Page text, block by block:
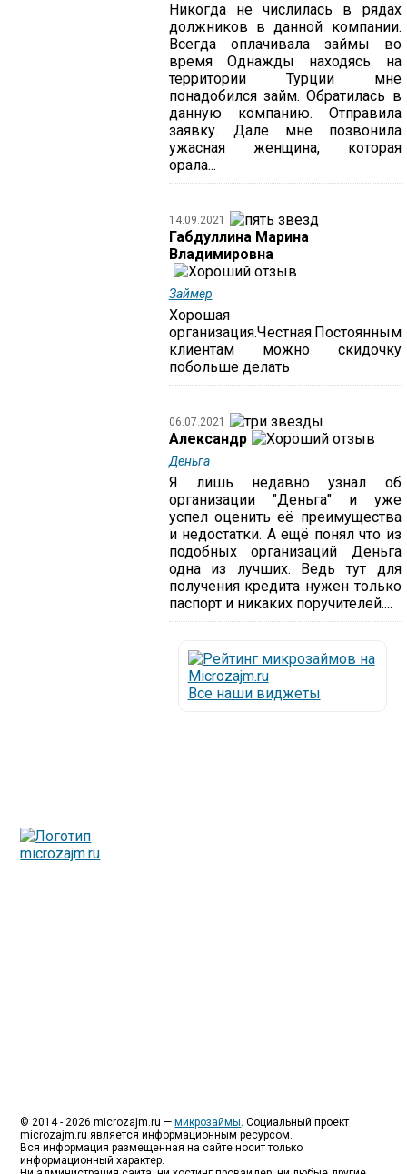
Никогда не числилась в рядах
должников в данной компании.
Всегда оплачивала займы во
время Однажды находясь на
территории Турции мне
понадобился займ. Обратилась в
данную компанию. Отправила
заявку. Дале мне позвонила
ужасная женщина, которая
орала...
14.09.2021
Габдуллина Марина
Владимировна
Займер
Хорошая
организация.Честная.Постоянным
клиентам можно скидочку
побольше делать
06.07.2021
Александр
Деньга
Я лишь недавно узнал об
организации "Деньга" и уже
успел оценить её преимущества
и недостатки. А ещё понял что из
подобных организаций Деньга
одна из лучших. Ведь тут для
получения кредита нужен только
паспорт и никаких поручителей....
Все наши виджеты
© 2014 - 2026 microzajm.ru —микрозаймы. Социальный проект
microzajm.ru является информационным ресурсом.
Вся информация размещенная на сайте носит только
информационный характер.